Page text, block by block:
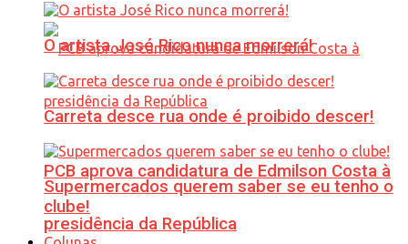
PCB aprova candidatura de Edmilson Costa à
presidência da República
O artista José Rico nunca morrerá!
Carreta desce rua onde é proibido descer!
Supermercados querem saber se eu tenho o
clube!